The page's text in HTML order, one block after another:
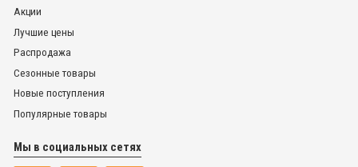
Акции
Лучшие цены
Распродажа
Сезонные товары
Новые поступления
Популярные товары
Мы в социальных сетях